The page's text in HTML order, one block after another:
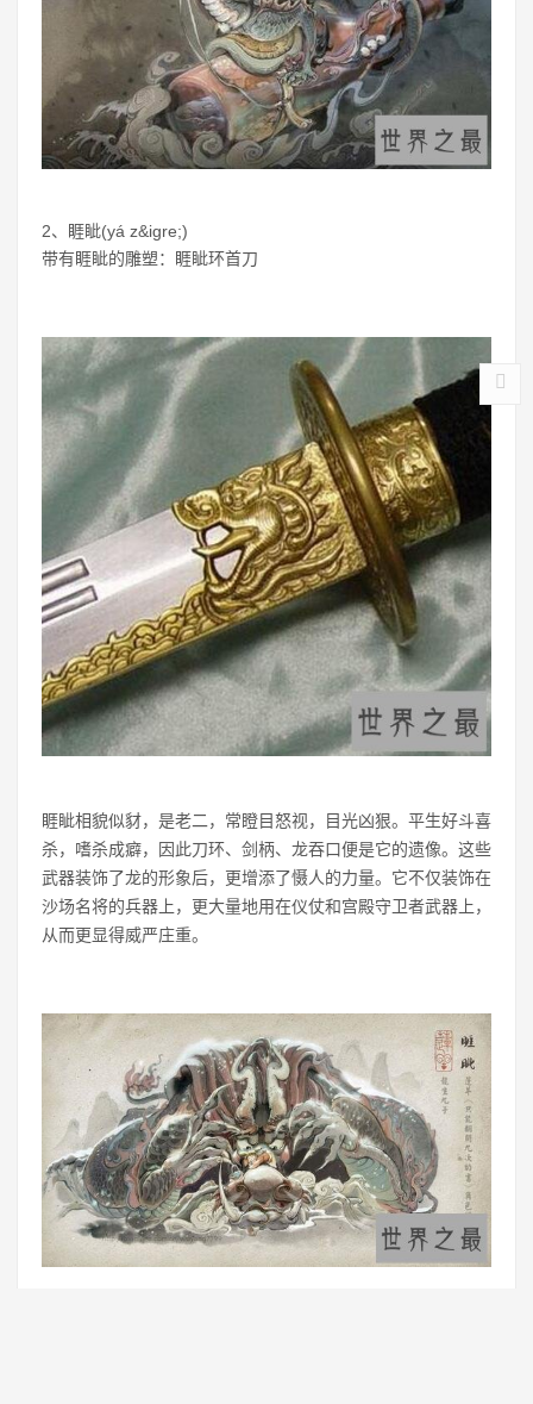
2、睚眦(yá z&igre;)
带有睚眦的雕塑：睚眦环首刀
睚眦相貌似豺，是老二，常瞪目怒视，目光凶狠。平生好斗喜
杀，嗜杀成癖，因此刀环、剑柄、龙吞口便是它的遗像。这些
武器装饰了龙的形象后，更增添了慑人的力量。它不仅装饰在
沙场名将的兵器上，更大量地用在仪仗和宫殿守卫者武器上，
从而更显得威严庄重。